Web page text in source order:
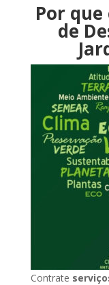
Por
de
Contrate